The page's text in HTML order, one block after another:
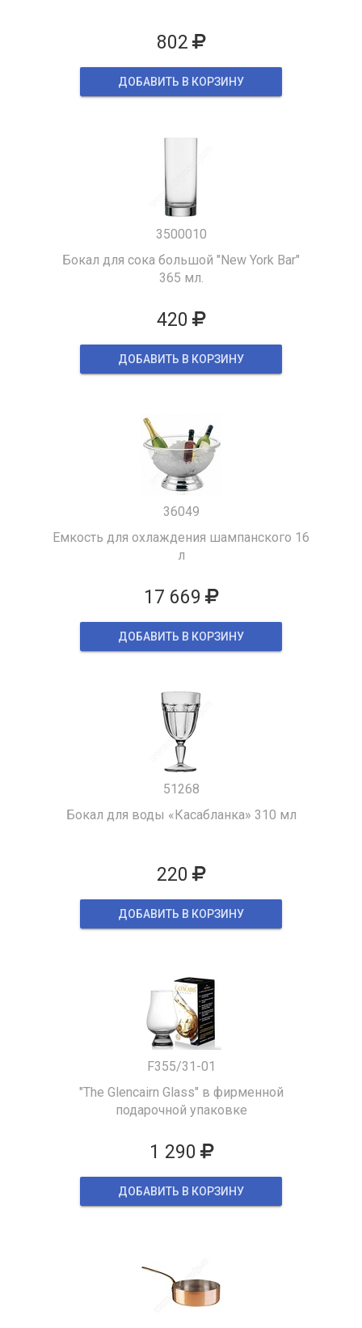
802
ДОБАВИТЬ В КОРЗИНУ
3500010
Бокал для сока большой "New York Bar"
365 мл.
420
ДОБАВИТЬ В КОРЗИНУ
36049
Емкость для охлаждения шампанского 16
л
17 669
ДОБАВИТЬ В КОРЗИНУ
51268
Бокал для воды «Касабланка» 310 мл
220
ДОБАВИТЬ В КОРЗИНУ
F355/31-01
"The Glencairn Glass" в фирменной
подарочной упаковке
1 290
ДОБАВИТЬ В КОРЗИНУ